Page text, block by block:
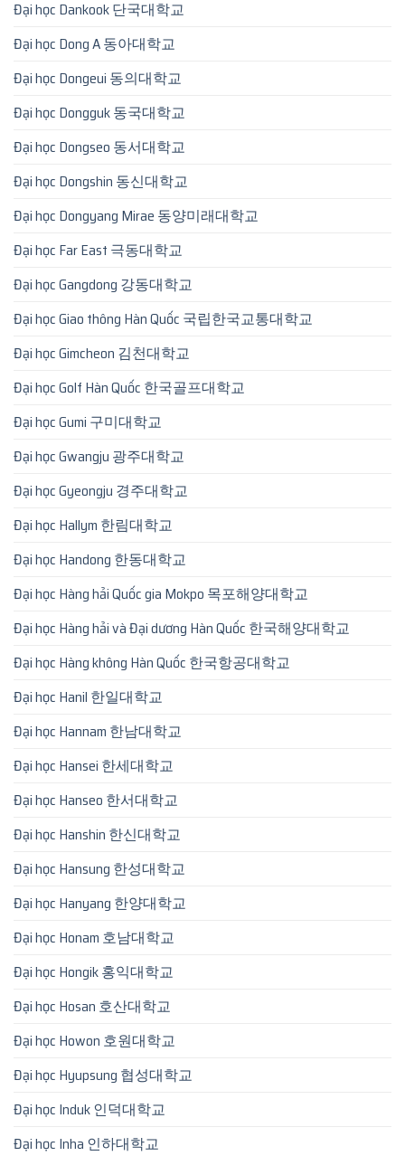
Đại học Dankook 단국대학교
Đại học Dong A 동아대학교
Đại học Dongeui 동의대학교
Đại học Dongguk 동국대학교
Đại học Dongseo 동서대학교
Đại học Dongshin 동신대학교
Đại học Dongyang Mirae 동양미래대학교
Đại học Far East 극동대학교
Đại học Gangdong 강동대학교
Đại học Giao thông Hàn Quốc 국립한국교통대학교
Đại học Gimcheon 김천대학교
Đại học Golf Hàn Quốc 한국골프대학교
Đại học Gumi 구미대학교
Đại học Gwangju 광주대학교
Đại học Gyeongju 경주대학교
Đại học Hallym 한림대학교
Đại học Handong 한동대학교
Đại học Hàng hải Quốc gia Mokpo 목포해양대학교
Đại học Hàng hải và Đại dương Hàn Quốc 한국해양대학교
Đại học Hàng không Hàn Quốc 한국항공대학교
Đại học Hanil 한일대학교
Đại học Hannam 한남대학교
Đại học Hansei 한세대학교
Đại học Hanseo 한서대학교
Đại học Hanshin 한신대학교
Đại học Hansung 한성대학교
Đại học Hanyang 한양대학교
Đại học Honam 호남대학교
Đại học Hongik 홍익대학교
Đại học Hosan 호산대학교
Đại học Howon 호원대학교
Đại học Hyupsung 협성대학교
Đại học Induk 인덕대학교
Đại học Inha 인하대학교